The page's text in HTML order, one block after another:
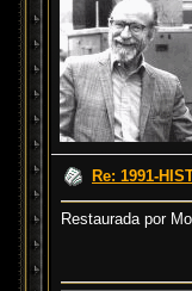
Re: 1991-
Restaurada por